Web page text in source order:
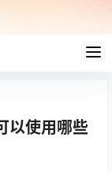
以使用哪些